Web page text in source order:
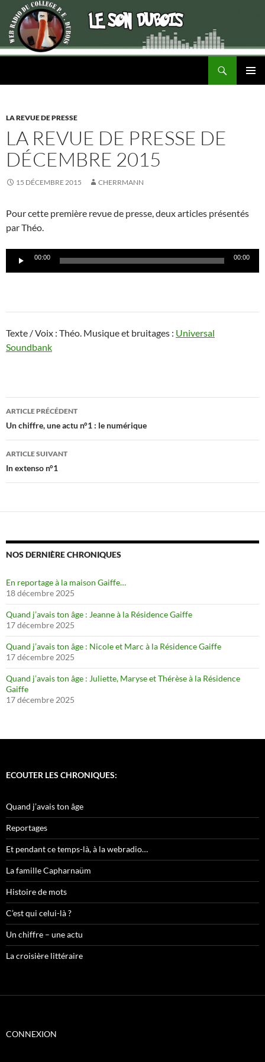
LA REVUE DE PRESSE
LA REVUE DE PRESSE DE
DÉCEMBRE 2015
15 DÉCEMBRE 2015 CHERRMANN
Pour cette première revue de presse, deux articles présentés
par Théo.
Lecteur00:00 00:00
Texte / Voix : Théo. Musique et bruitages : Universal
Soundbank
Navigation
des
articles
ARTICLE PRÉCÉDENT
Un chiffre, une actu n°1 : le numérique
ARTICLE SUIVANT
In extenso n°1
NOS DERNIÈRE CHRONIQUES
En reportage à la maison Gaiffe…
18 décembre 2025
Quand j’avais ton âge : Jeanne à la Résidence Gaiffe
17 décembre 2025
Quand j’avais ton âge : Nicole et Marc à la Résidence Gaiffe
17 décembre 2025
Quand j’avais ton âge : Juliette, Maryse et Thérèse à la Résidence
Gaiffe
17 décembre 2025
ECOUTER LES CHRONIQUES:
Quand j’avais ton âge
Reportages
Et pendant ce temps-là, à la webradio…
La famille Capharnaüm
Histoire de mots
C’est qui celui-là ?
Un chiffre – une actu
La croisière littéraire
CONNEXION